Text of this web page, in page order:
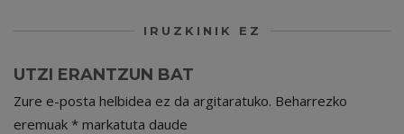
IRUZKINIK EZ
UTZI ERANTZUN BAT
Zure e-posta helbidea ez da argitaratuko. Beharrezko
eremuak * markatuta daude